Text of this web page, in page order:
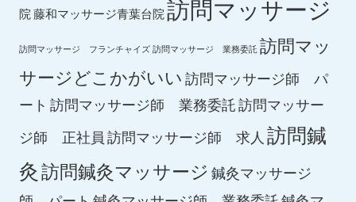
院藤和マッサージ青葉台院訪問マッサージ
訪問マッサージ フランチャイズ 訪問マッサージ 業務委託 訪問マッ
サージどこかがいい 訪問マッサージ師 パ
ート 訪問マッサージ師 業務委託訪問マッサー
ジ師 正社員 訪問マッサージ師 求人 訪問鍼
灸訪問鍼灸マッサージ 鍼灸マッサージ